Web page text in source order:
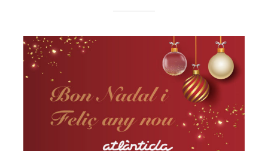
Noves cartes de primavera
Mataró Parc